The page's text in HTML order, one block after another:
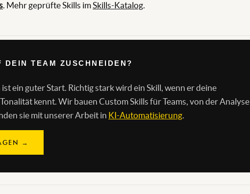
. Mehr geprüfte Skills imSkills-Katalog.
DEIN TEAM ZUSCHNEIDEN?
ein guter Start. Richtig stark wird ein Skill, wenn er deine
kennt. Wir bauen Custom Skills für Teams, von der Analyse
sie mit unserer Arbeit in KI-Automatisierung.
→